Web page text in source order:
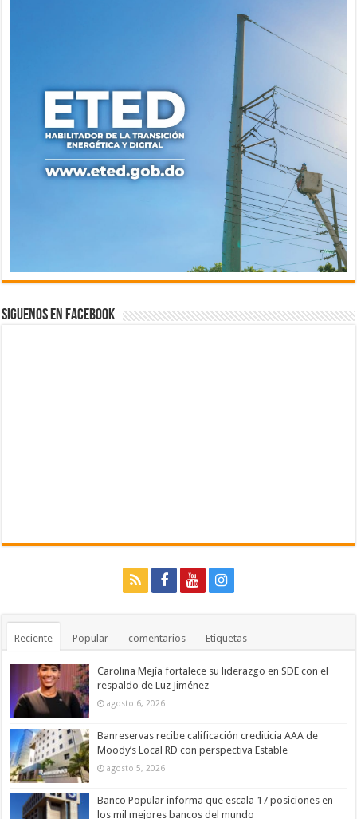
Siguenos en Facebook
Reciente Popular comentarios Etiquetas
Carolina Mejía fortalece su liderazgo en SDE con el
respaldo de Luz Jiménez
agosto 6, 2026
Banreservas recibe calificación crediticia AAA de
Moody’s Local RD con perspectiva Estable
agosto 5, 2026
Banco Popular informa que escala 17 posiciones en
los mil mejores bancos del mundo